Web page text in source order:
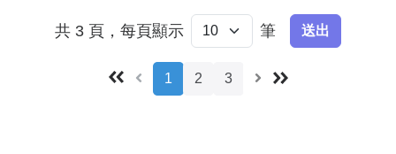
共 3 頁，每頁顯示 筆 送出
1 2 3